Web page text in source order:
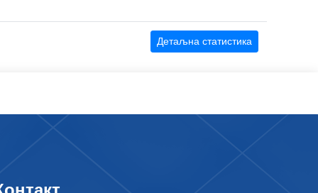
Детаљна статистика